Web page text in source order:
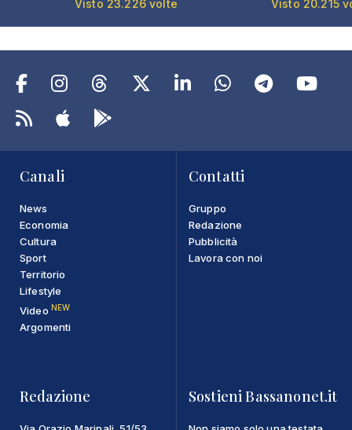
Visto 23.226 volte Visto 20.215
Canali
News
Economia
Cultura
Sport
Territorio
Lifestyle
Video NEW
Argomenti
Contatti
Gruppo
Redazione
Pubblicità
Lavora con noi
Redazione Sostieni Bassanonet.it